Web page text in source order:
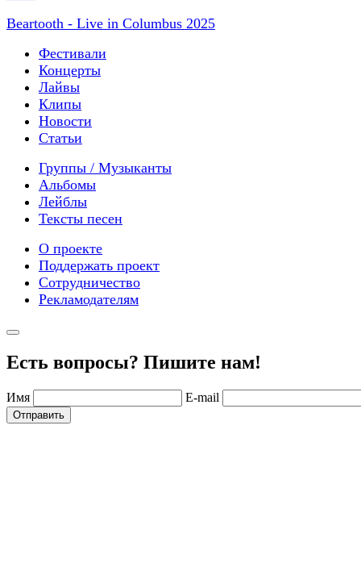
Beartooth - Live in Columbus 2025
Фестивали
Концерты
Лайвы
Клипы
Новости
Статьи
Группы / Музыканты
Альбомы
Лейблы
Тексты песен
О проекте
Поддержать проект
Сотрудничество
Рекламодателям
Есть вопросы? Пишите нам!
Имя E-mail